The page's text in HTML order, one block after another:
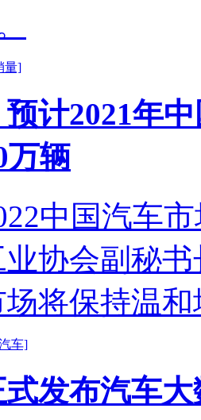
量]
计2021年
万辆
中国汽车
业协会副秘
场将保持温
车]
发布汽车